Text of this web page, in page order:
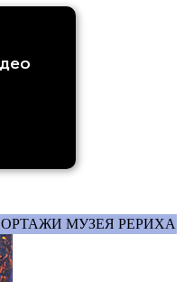
МУЗЕЯ РЕРИХА